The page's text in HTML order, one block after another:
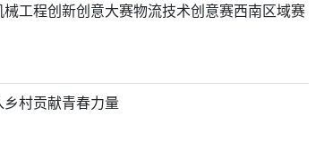
工程创新创意大赛物流技术创意赛西南区域赛
村贡献青春力量